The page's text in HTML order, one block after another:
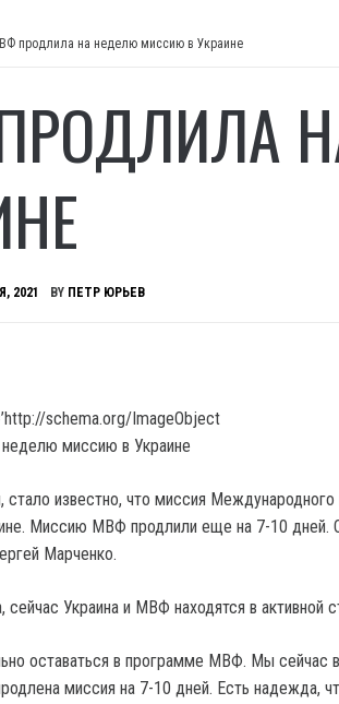
продлила на неделю миссию в Украине
2021 BY ПЕТР ЮРЬЕВ
schema.org/ImageObject
стало известно, что миссия
Миссию МВФ продлили еще на 7-10 дней.
Марченко.
Украина и МВФ находятся в активной
оставаться в программе МВФ. Мы сейчас в
миссия на 7-10 дней. Есть надежда,